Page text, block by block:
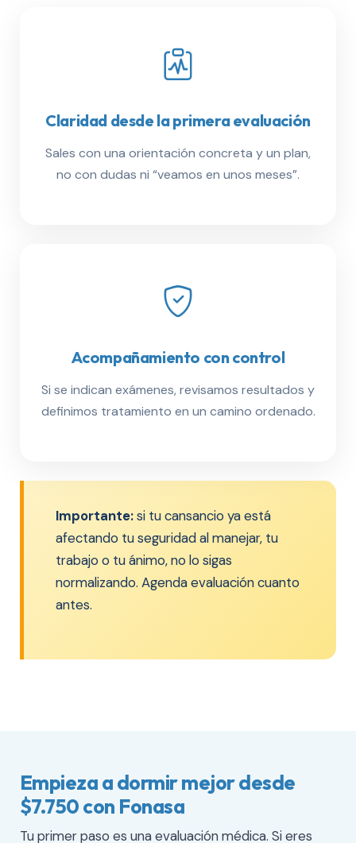
Claridad desde la primera evaluación
Sales con una orientación concreta y un plan,
no con dudas ni “veamos en unos meses”.
Acompañamiento con control
Si se indican exámenes, revisamos resultados y
definimos tratamiento en un camino ordenado.
Importante:si tu cansancio ya está
afectando tu seguridad al manejar, tu
trabajo o tu ánimo, no lo sigas
normalizando. Agenda evaluación cuanto
antes.
Empieza a dormir mejor desde
$7.750 con Fonasa
Tu primer paso es una evaluación médica. Si eres